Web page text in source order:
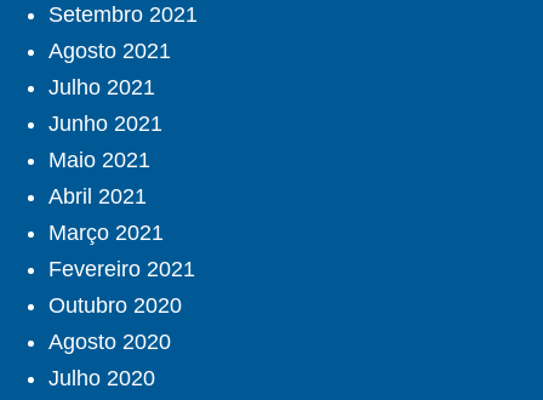
Setembro 2021
Agosto 2021
Julho 2021
Junho 2021
Maio 2021
Abril 2021
Março 2021
Fevereiro 2021
Outubro 2020
Agosto 2020
Julho 2020